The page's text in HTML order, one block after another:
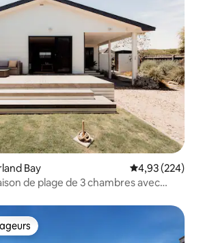
Bay Note
4,93 (224)
de plage de 3 chambres avec